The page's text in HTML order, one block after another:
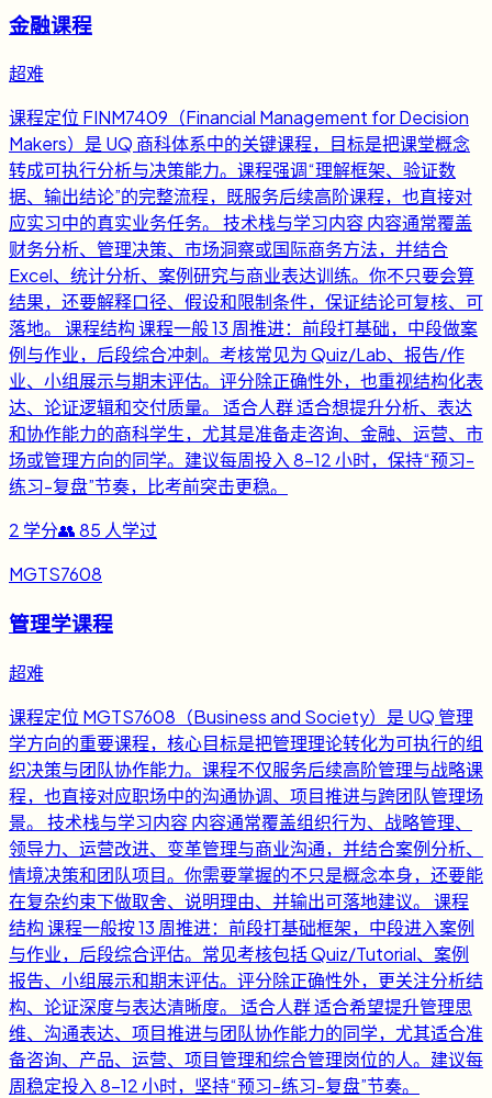
金融课程
超难
课程定位 FINM7409（Financial Management for Decision
Makers）是 UQ 商科体系中的关键课程，目标是把课堂概念
转成可执行分析与决策能力。课程强调“理解框架、验证数
据、输出结论”的完整流程，既服务后续高阶课程，也直接对
应实习中的真实业务任务。 技术栈与学习内容 内容通常覆盖
财务分析、管理决策、市场洞察或国际商务方法，并结合
Excel、统计分析、案例研究与商业表达训练。你不只要会算
结果，还要解释口径、假设和限制条件，保证结论可复核、可
落地。 课程结构 课程一般 13 周推进：前段打基础，中段做案
例与作业，后段综合冲刺。考核常见为 Quiz/Lab、报告/作
业、小组展示与期末评估。评分除正确性外，也重视结构化表
达、论证逻辑和交付质量。 适合人群 适合想提升分析、表达
和协作能力的商科学生，尤其是准备走咨询、金融、运营、市
场或管理方向的同学。建议每周投入 8-12 小时，保持“预习-
练习-复盘”节奏，比考前突击更稳。
2 学分👥85 人学过
MGTS7608
管理学课程
超难
课程定位 MGTS7608（Business and Society）是 UQ 管理
学方向的重要课程，核心目标是把管理理论转化为可执行的组
织决策与团队协作能力。课程不仅服务后续高阶管理与战略课
程，也直接对应职场中的沟通协调、项目推进与跨团队管理场
景。 技术栈与学习内容 内容通常覆盖组织行为、战略管理、
领导力、运营改进、变革管理与商业沟通，并结合案例分析、
情境决策和团队项目。你需要掌握的不只是概念本身，还要能
在复杂约束下做取舍、说明理由、并输出可落地建议。 课程
结构 课程一般按 13 周推进：前段打基础框架，中段进入案例
与作业，后段综合评估。常见考核包括 Quiz/Tutorial、案例
报告、小组展示和期末评估。评分除正确性外，更关注分析结
构、论证深度与表达清晰度。 适合人群 适合希望提升管理思
维、沟通表达、项目推进与团队协作能力的同学，尤其适合准
备咨询、产品、运营、项目管理和综合管理岗位的人。建议每
周稳定投入 8-12 小时，坚持“预习-练习-复盘”节奏。